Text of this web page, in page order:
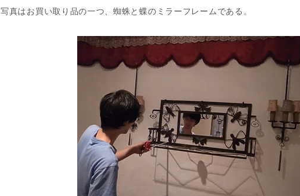
写真はお買い取り品の一つ、蜘蛛と蝶のミラーフレームである。